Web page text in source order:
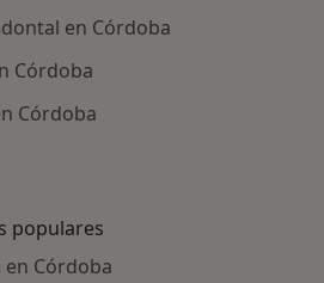
en Córdoba
Córdoba
Córdoba
populares
en Córdoba